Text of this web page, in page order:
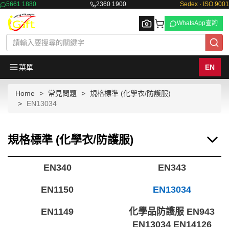
5661 1880 2360 1900 Sedex · ISO 9001
Browse
WhatsApp查詢
菜單 EN
Home 常見問題
規格標準 (化學衣/防護服)
EN13034
規格標準 (化學衣/防護服)
EN340 EN343
EN1150 EN13034
EN1149
化學品防護服 EN943
EN13034 EN14126